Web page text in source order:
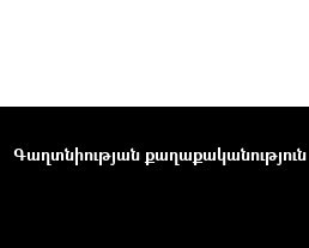
Գաղտնիության քաղաքականություն